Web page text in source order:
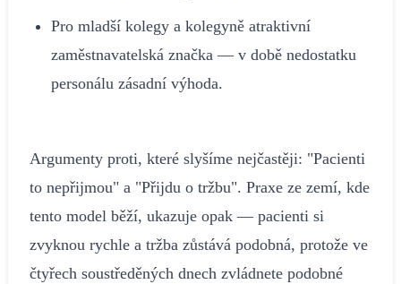
Pro mladší kolegy a kolegyně atraktivní
zaměstnavatelská značka — v době nedostatku
personálu zásadní výhoda.
Argumenty proti, které slyšíme nejčastěji: "Pacienti
to nepřijmou" a "Přijdu o tržbu". Praxe ze zemí, kde
tento model běží, ukazuje opak — pacienti si
zvyknou rychle a tržba zůstává podobná, protože ve
čtyřech soustředěných dnech zvládnete podobné